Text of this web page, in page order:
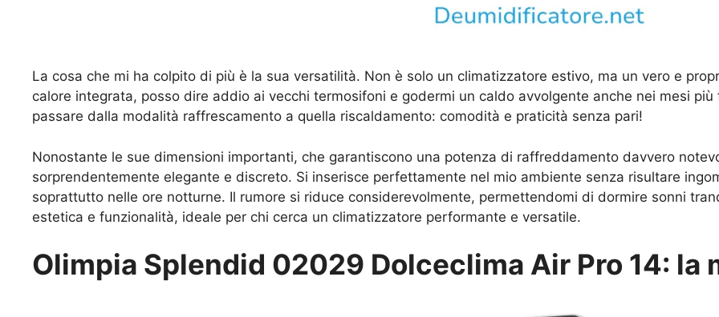
La cosa che mi ha colpito di più è la sua versatilità. Non è solo un climatizzatore estivo, ma un vero e
calore integrata, posso dire addio ai vecchi termosifoni e godermi un caldo avvolgente anche nei mesi
passare dalla modalità raffrescamento a quella riscaldamento: comodità e praticità senza pari!
Nonostante le sue dimensioni importanti, che garantiscono una potenza di raffreddamento davvero
sorprendentemente elegante e discreto. Si inserisce perfettamente nel mio ambiente senza risultare
soprattutto nelle ore notturne. Il rumore si riduce considerevolmente, permettendomi di dormire sonni
estetica e funzionalità, ideale per chi cerca un climatizzatore performante e versatile.
Olimpia Splendid 02029 Dolceclima Air Pro 14: la